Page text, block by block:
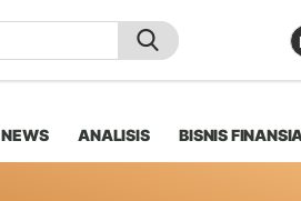
NEWS ANALISIS BISNIS